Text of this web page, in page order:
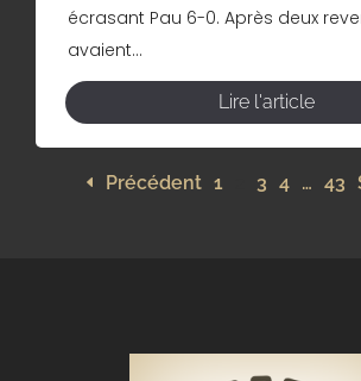
écrasant Pau 6-0. Après deux
avaient...
Lire l'article
Précédent 1 3 4 … 43